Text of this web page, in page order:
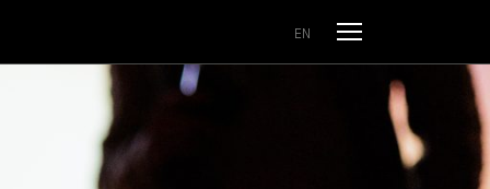
EN Odpri meni